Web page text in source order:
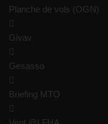
Planche de vols (OGN)
Givav
Gesasso
Briefing MTO